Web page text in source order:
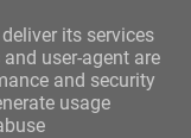
its services
user-agent are
and security
usage